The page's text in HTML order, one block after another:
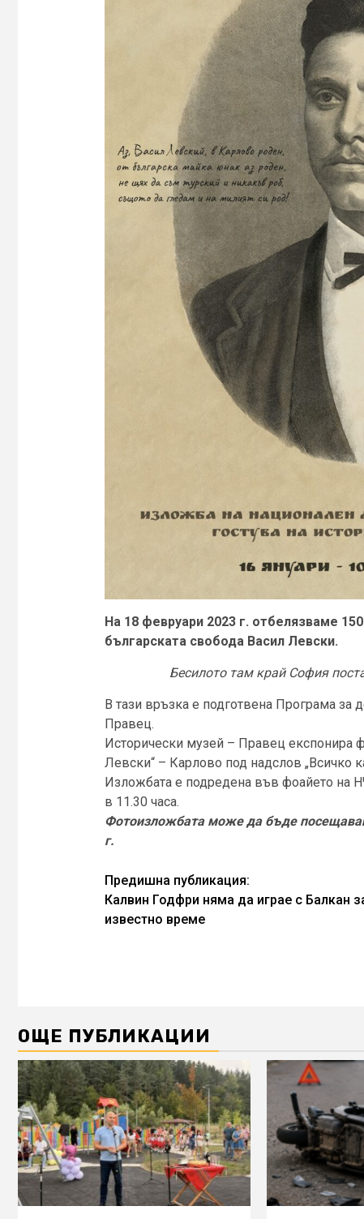
На 18 февруари 2023 г. отбелязваме
българската свобода Васил Левски.
Бесилото там край София
В тази връзка е подготвена Програма за
Правец.
Исторически музей – Правец експонира
Левски“ – Карлово под надслов „Всичко
Изложбата е подредена във фоайето на
в 11.30 часа.
Фотоизложбата може да бъде
г.
Continue
Reading
Предишна публикация:
Калвин Годфри няма да играе с Балкан
известно време
ОЩЕ ПУБЛИКАЦИИ